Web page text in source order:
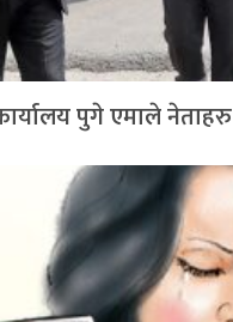
पुगे एमाले नेताहरु